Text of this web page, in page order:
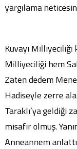
yargılama
Kuvayı Milliyeciliği
Milliyeciliği hem
Zaten dedem
Hadiseyle zerre
Taraklı’ya geldiği
misafir olmuş.
Anneannem